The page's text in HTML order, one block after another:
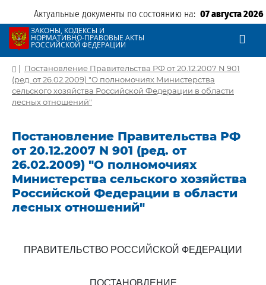
Актуальные документы по состоянию на: 07 августа 2026
ЗАКОНЫ, КОДЕКСЫ И
НОРМАТИВНО-ПРАВОВЫЕ АКТЫ
РОССИЙСКОЙ ФЕДЕРАЦИИ
| Постановление Правительства РФ от 20.12.2007 N 901
(ред. от 26.02.2009) "О полномочиях Министерства
сельского хозяйства Российской Федерации в области
лесных отношений"
Постановление Правительства РФ
от 20.12.2007 N 901 (ред. от
26.02.2009) "О полномочиях
Министерства сельского хозяйства
Российской Федерации в области
лесных отношений"
ПРАВИТЕЛЬСТВО РОССИЙСКОЙ ФЕДЕРАЦИИ
ПОСТАНОВЛЕНИЕ